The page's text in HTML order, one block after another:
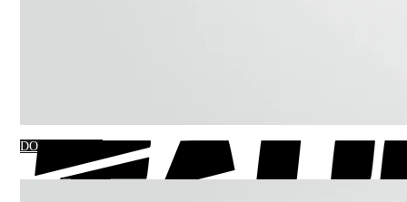
DO KOSZYKA